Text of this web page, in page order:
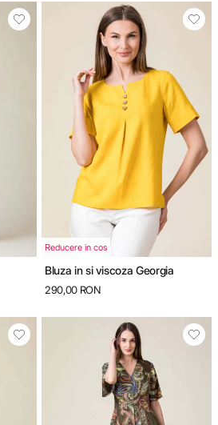
Reducere in cos
Bluza in si viscoza Georgia
290,00 RON